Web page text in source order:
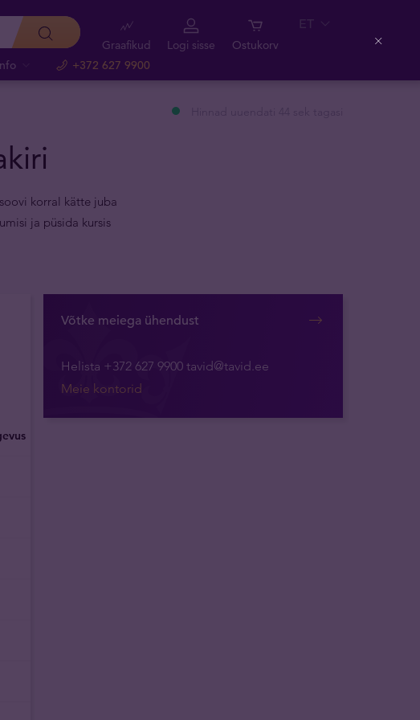
+372 627 9900
Graafikud Logi sisse Ostukorv
ET
korral kätte juba
ja püsida kursis
Võtke meiega ühendust
Helista +372 627 9900 tavid@tavid.ee
Meie kontorid
Close